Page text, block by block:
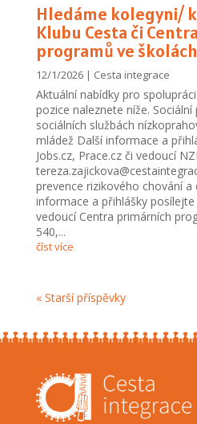
Hledáme kolegyni/
Klubu Cesta či
programů ve školách
12/1/2026| Cesta integrace
Aktuální nabídky pro
pozice naleznete níže.
sociálních službách
mládež Další informace a
Jobs.cz, Prace.cz či vedoucí
prevence rizikového chování
informace a přihlášky posílejte
vedoucí Centra primárních
540,...
číst více
« Starší příspěvky